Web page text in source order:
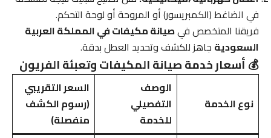
في الضاغط (الكمبريسور) أو المروحة أو لوحة التحكم.
فريقنا المتخصص فيصيانة مكيفات في المملكة العربية
السعودية جاهز للكشف وتحديد العطل بدقة.
💰 أسعار خدمة صيانة المكيفات وتعبئة الفريون
نوع الخدمة
الوصف
التفصيلي
للخدمة
السعر التقريبي
(رسوم الكشف
منفصلة)